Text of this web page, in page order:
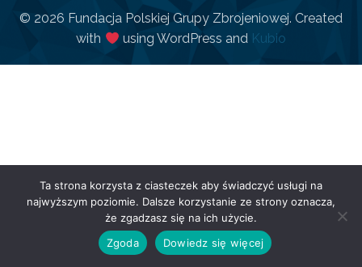
© 2026 Fundacja Polskiej Grupy Zbrojeniowej. Created
with
using WordPress and Kubio
Ta strona korzysta z ciasteczek aby świadczyć usługi na
najwyższym poziomie. Dalsze korzystanie ze strony oznacza,
że zgadzasz się na ich użycie.
Zgoda
Dowiedz się więcej